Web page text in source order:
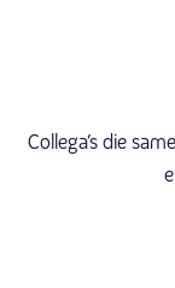
Collega’s die